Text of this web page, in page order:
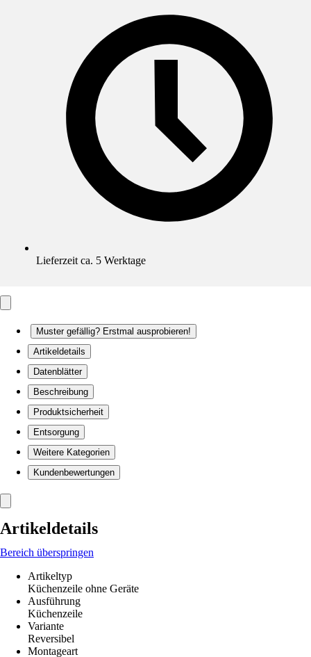
Lieferzeit ca. 5 Werktage
Muster gefällig? Erstmal ausprobieren!
Artikeldetails
Datenblätter
Beschreibung
Produktsicherheit
Entsorgung
Weitere Kategorien
Kundenbewertungen
Artikeldetails
Bereich überspringen
Artikeltyp
Küchenzeile ohne Geräte
Ausführung
Küchenzeile
Variante
Reversibel
Montageart